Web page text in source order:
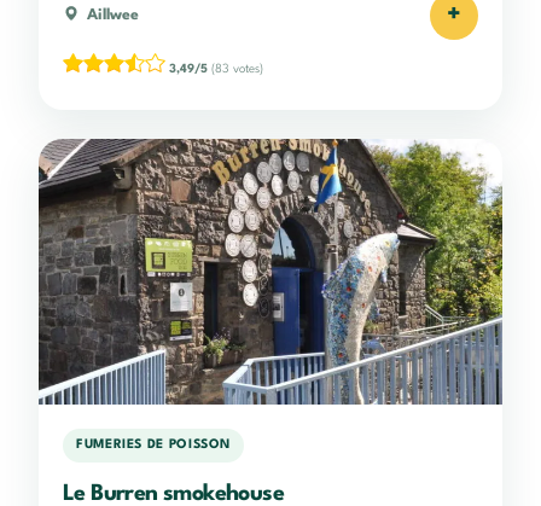
Aillwee +
3,49/5 (83 votes)
FUMERIES DE POISSON
Le Burren smokehouse